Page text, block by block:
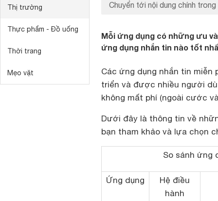
Thị trường
Thực phẩm - Đồ uống
Thời trang
Mẹo vặt
Chuyển tới nội dung chính trong
Mỗi ứng dụng có những ưu
ứng dụng nhắn tin nào tốt
Các ứng dụng nhắn tin miễn
triển và được nhiều người
không mất phí (ngoài cước
Dưới đây là thông tin về
bạn tham khảo và lựa chọn
So sánh ứng
Ứng dụng
Hệ điều
hành